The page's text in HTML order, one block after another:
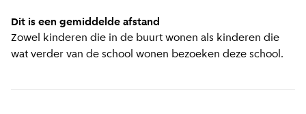
Dit is een gemiddelde afstand
Zowel kinderen die in de buurt wonen als kinderen die
wat verder van de school wonen bezoeken deze school.